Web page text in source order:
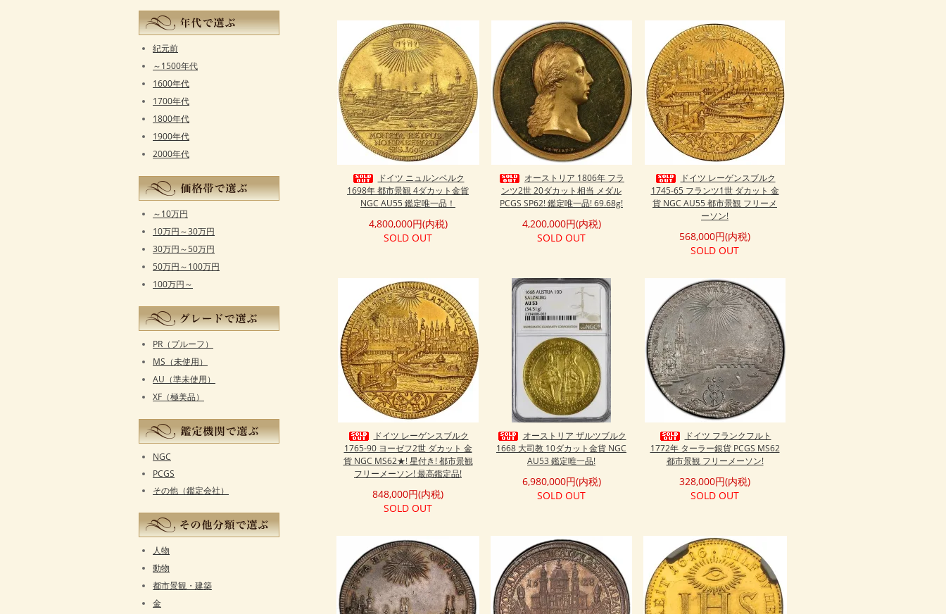
ドイツ ニュルンベルク
1698年 都市景観 4ダカット金貨
NGC AU55 鑑定唯一品！
4,800,000円(内税)
SOLD OUT
オーストリア 1806年 フラ
ンツ2世 20ダカット相当 メダル
PCGS SP62! 鑑定唯一品! 69.68g!
4,200,000円(内税)
SOLD OUT
ドイツ レーゲンスブルク
1745-65 フランツ1世 ダカット 金
貨 NGC AU55 都市景観 フリーメ
ーソン!
568,000円(内税)
SOLD OUT
ドイツ レーゲンスブルク
1765-90 ヨーゼフ2世 ダカット 金
貨 NGC MS62★! 星付き! 都市景観
フリーメーソン! 最高鑑定品!
848,000円(内税)
SOLD OUT
オーストリア ザルツブルク
1668 大司教 10ダカット金貨 NGC
AU53 鑑定唯一品!
6,980,000円(内税)
SOLD OUT
ドイツ フランクフルト
1772年 ターラー銀貨 PCGS MS62
都市景観 フリーメーソン!
328,000円(内税)
SOLD OUT
紀元前
～1500年代
1600年代
1700年代
1800年代
1900年代
2000年代
～10万円
10万円～30万円
30万円～50万円
50万円～100万円
100万円～
PR（プルーフ）
MS（未使用）
AU（準未使用）
XF（極美品）
NGC
PCGS
その他（鑑定会社）
人物
動物
都市景観・建築
金